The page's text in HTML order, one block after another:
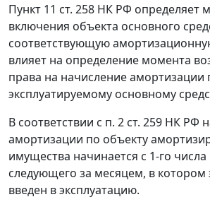
Пункт 11 ст. 258 НК РФ определяет
включения объекта основного
соответствующую
влияет на определение момента
права на начисление амортизации
эксплуатируемому основному
В соответствии с п. 2 ст. 259 НК РФ
амортизации по объекту
имущества начинается с 1-го числа
следующего за месяцем, в котором
введен в эксплуатацию.